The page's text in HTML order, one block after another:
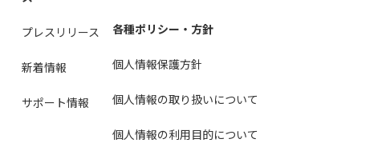
プレスリリース
新着情報
サポート情報
各種ポリシー・方針
個人情報保護方針
個人情報の取り扱いについて
個人情報の利用目的について